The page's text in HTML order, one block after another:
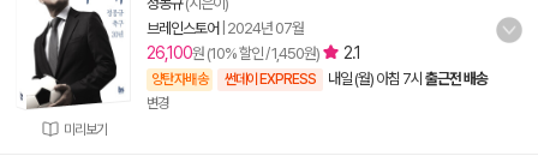
미리보기
브레인스토어 2024년 07월
26,100원 (10% 할인 / 1,450원) 2.1
양탄자배송 썬데이 EXPRESS 내일 (월) 아침 7시 출근전 배송
변경